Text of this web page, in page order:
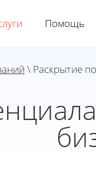
Помощь
\ Раскрытие